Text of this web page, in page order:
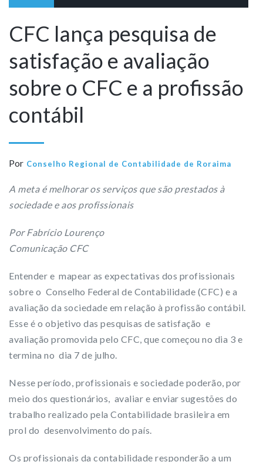
CFC lança pesquisa de
satisfação e avaliação
sobre o CFC e a profissão
contábil
Por Conselho Regional de Contabilidade de Roraima
A meta é melhorar os serviços que são prestados à
sociedade e aos profissionais
Por Fabrício Lourenço
Comunicação CFC
Entender e mapear as expectativas dos profissionais
sobre o Conselho Federal de Contabilidade (CFC) e a
avaliação da sociedade em relação à profissão contábil.
Esse é o objetivo das pesquisas de satisfação e
avaliação promovida pelo CFC, que começou no dia 3 e
termina no dia 7 de julho.
Nesse período, profissionais e sociedade poderão, por
meio dos questionários, avaliar e enviar sugestões do
trabalho realizado pela Contabilidade brasileira em
prol do desenvolvimento do país.
Os profissionais da contabilidade responderão a um